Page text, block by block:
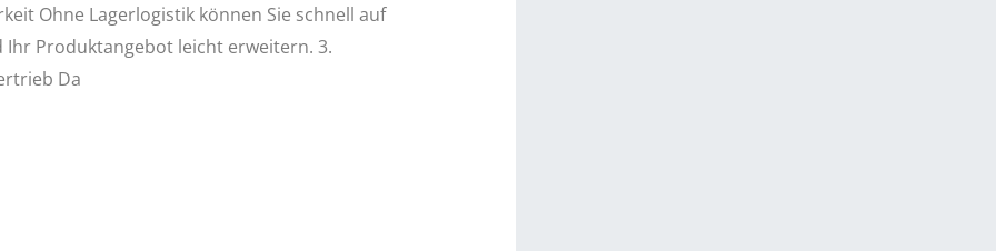
Ohne Lagerlogistik können Sie schnell auf
Produktangebot leicht erweitern. 3.
Da